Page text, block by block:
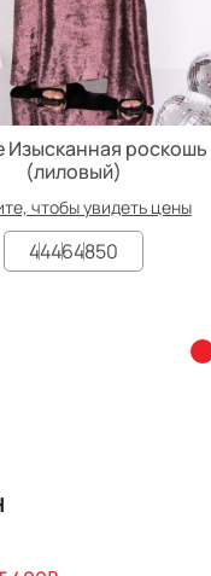
Изысканная роскошь
(лиловый)
чтобы увидеть цены
44464850